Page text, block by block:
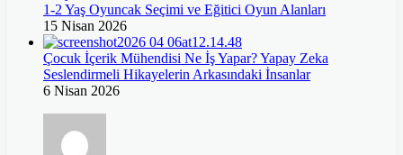
1-2 Yaş Oyuncak Seçimi ve Eğitici Oyun Alanları
15 Nisan 2026
Çocuk İçerik Mühendisi Ne İş Yapar? Yapay Zeka
Seslendirmeli Hikayelerin Arkasındaki İnsanlar
6 Nisan 2026